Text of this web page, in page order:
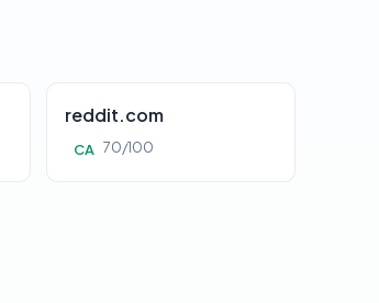
reddit.com
CA 70/100